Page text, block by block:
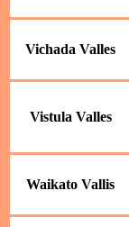
Vichada Valles
Vistula Valles
Waikato Vallis